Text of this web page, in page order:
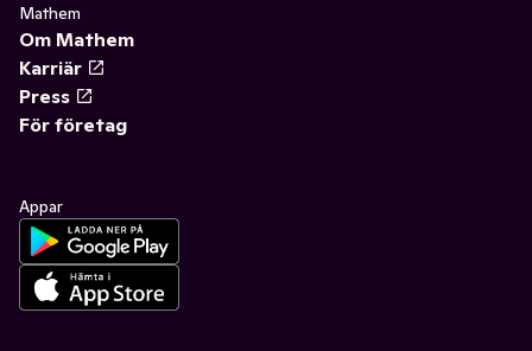
Mathem
Om Mathem
Karriär
Press
För företag
Appar